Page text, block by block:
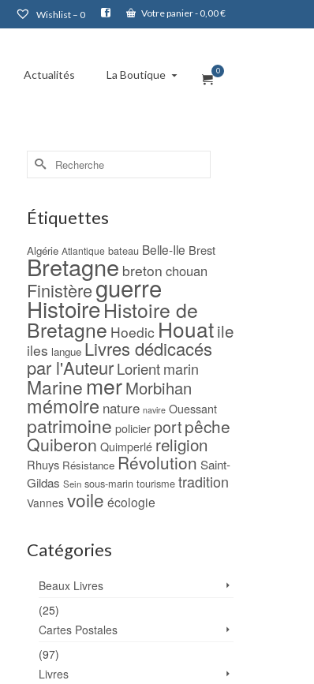
Wishlist – 0 Votre panier- 0,00€
Actualités La Boutique 0
Rechercher :
Étiquettes
Algérie Atlantique bateau Belle-Ile Brest
Bretagne breton chouan
Finistèreguerre
HistoireHistoire de
Bretagne Hoedic Houatile
iles langue Livres dédicacés
par l'Auteur Lorient marin
MarinemerMorbihan
mémoire nature navire Ouessant
patrimoine policier portpêche
Quiberon Quimperlé religion
Rhuys Résistance Révolution Saint-
Gildas Sein sous-marin tourisme tradition
Vannes voile écologie
Catégories
Beaux Livres
(25)
Cartes Postales
(97)
Livres